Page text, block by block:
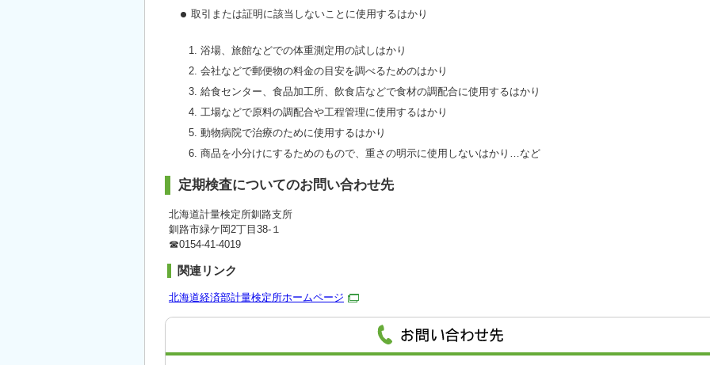
取引または証明に該当しないことに使用するはかり
浴場、旅館などでの体重測定用の試しはかり
会社などで郵便物の料金の目安を調べるためのはかり
給食センター、食品加工所、飲食店などで食材の調配合に使用するはかり
工場などで原料の調配合や工程管理に使用するはかり
動物病院で治療のために使用するはかり
商品を小分けにするためのもので、重さの明示に使用しないはかり…など
定期検査についてのお問い合わせ先
北海道計量検定所釧路支所
釧路市緑ケ岡2丁目38-１
☎0154-41-4019
関連リンク
北海道経済部計量検定所ホームページ